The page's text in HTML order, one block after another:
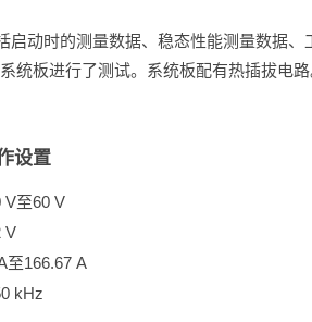
启动时的测量数据、稳态性能测量数据
统板进行了测试。系统板配有热插拔电路
设置
V至60 V
V
至166.67 A
kHz